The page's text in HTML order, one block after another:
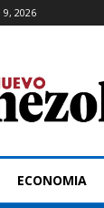
2026
ECONOMIA